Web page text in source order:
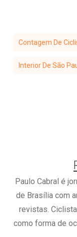
Contagem De
Interior De São
Paulo Cabral é
de Brasília com
revistas.
como forma de